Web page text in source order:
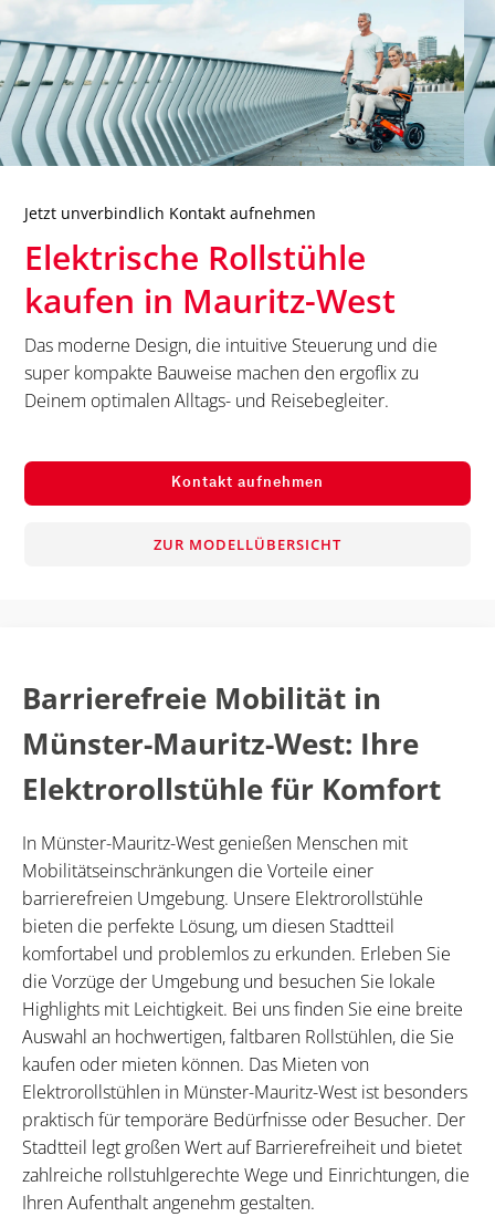
Jetzt unverbindlich Kontakt aufnehmen
Elektrische Rollstühle
kaufen in Mauritz-West
Das moderne Design, die intuitive Steuerung und die
super kompakte Bauweise machen den ergoflix zu
Deinem optimalen Alltags- und Reisebegleiter.
Kontakt aufnehmen
ZUR MODELLÜBERSICHT
Barrierefreie Mobilität in
Münster-Mauritz-West: Ihre
Elektrorollstühle für Komfort
In Münster-Mauritz-West genießen Menschen mit
Mobilitätseinschränkungen die Vorteile einer
barrierefreien Umgebung. Unsere Elektrorollstühle
bieten die perfekte Lösung, um diesen Stadtteil
komfortabel und problemlos zu erkunden. Erleben Sie
die Vorzüge der Umgebung und besuchen Sie lokale
Highlights mit Leichtigkeit. Bei uns finden Sie eine breite
Auswahl an hochwertigen, faltbaren Rollstühlen, die Sie
kaufen oder mieten können. Das Mieten von
Elektrorollstühlen in Münster-Mauritz-West ist besonders
praktisch für temporäre Bedürfnisse oder Besucher. Der
Stadtteil legt großen Wert auf Barrierefreiheit und bietet
zahlreiche rollstuhlgerechte Wege und Einrichtungen, die
Ihren Aufenthalt angenehm gestalten.